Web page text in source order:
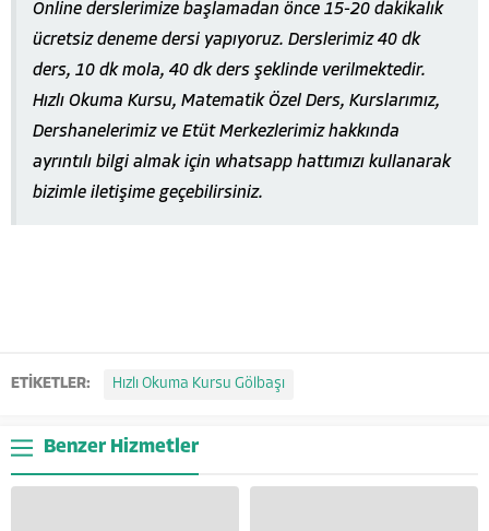
Online derslerimize başlamadan önce 15-20 dakikalık
ücretsiz deneme dersi yapıyoruz. Derslerimiz 40 dk
ders, 10 dk mola, 40 dk ders şeklinde verilmektedir.
Hızlı Okuma Kursu, Matematik Özel Ders, Kurslarımız,
Dershanelerimiz ve Etüt Merkezlerimiz hakkında
ayrıntılı bilgi almak için whatsapp hattımızı kullanarak
bizimle iletişime geçebilirsiniz.
ETİKETLER: Hızlı Okuma Kursu Gölbaşı
Benzer Hizmetler